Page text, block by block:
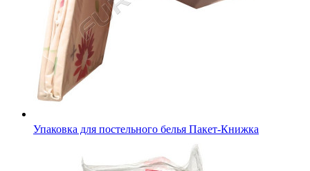
Картонная вкладка в упаковку постельного белья с